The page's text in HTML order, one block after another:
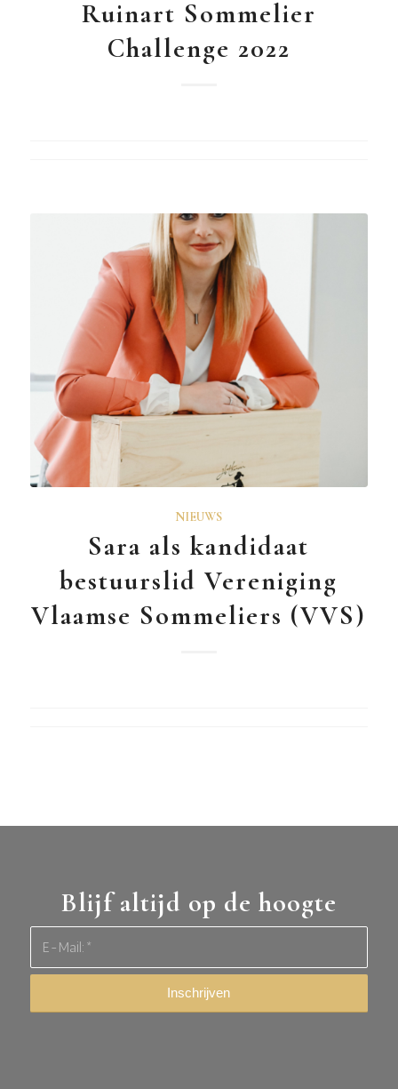
Ruinart Sommelier
Challenge 2022
NIEUWS
Sara als kandidaat
bestuurslid Vereniging
Vlaamse Sommeliers (VVS)
Blijf altijd op de hoogte